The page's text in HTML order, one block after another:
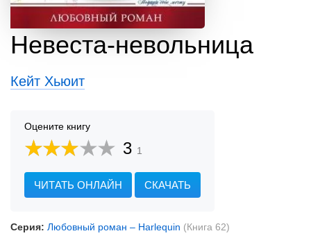
Невеста-невольница
Кейт Хьюит
Оцените книгу
3 1
ЧИТАТЬ ОНЛАЙН СКАЧАТЬ
Серия: Любовный роман – Harlequin (Книга 62)